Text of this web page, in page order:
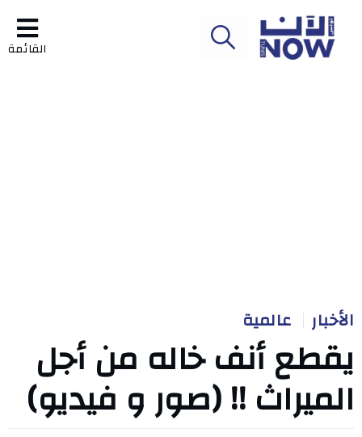
القائمة
الأخبار عالمية
يقطع أنف خاله من أجل
الميراث !! (صور و فيديو)